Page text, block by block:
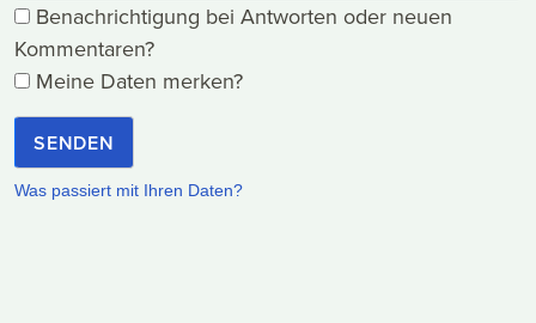
Benachrichtigung bei Antworten oder neuen
Kommentaren?
Meine Daten merken?
SENDEN
Was passiert mit Ihren Daten?